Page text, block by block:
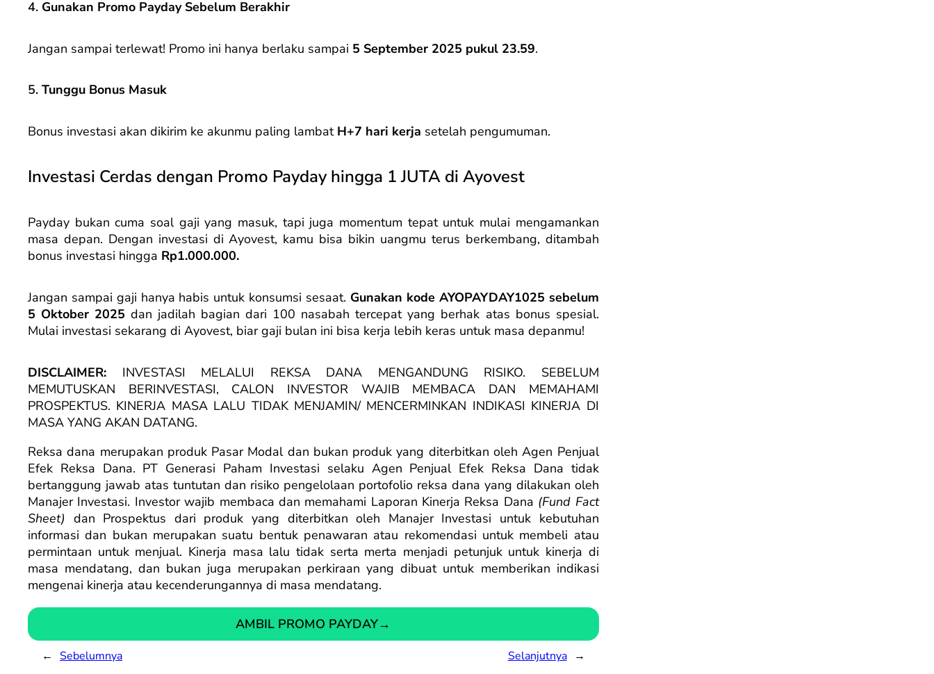
4. Gunakan Promo Payday Sebelum Berakhir
Jangan sampai terlewat! Promo ini hanya berlaku sampai 5 September 2025 pukul 23.59.
5. Tunggu Bonus Masuk
Bonus investasi akan dikirim ke akunmu paling lambat H+7 hari kerja setelah pengumuman.
Investasi Cerdas dengan Promo Payday hingga 1 JUTA di Ayovest
Payday bukan cuma soal gaji yang masuk, tapi juga momentum tepat untuk mulai mengamankan
masa depan. Dengan investasi di Ayovest, kamu bisa bikin uangmu terus berkembang, ditambah
bonus investasi hingga Rp1.000.000.
Jangan sampai gaji hanya habis untuk konsumsi sesaat. Gunakan kode AYOPAYDAY1025 sebelum
5 Oktober 2025 dan jadilah bagian dari 100 nasabah tercepat yang berhak atas bonus spesial.
Mulai investasi sekarang di Ayovest, biar gaji bulan ini bisa kerja lebih keras untuk masa depanmu!
DISCLAIMER: INVESTASI MELALUI REKSA DANA MENGANDUNG RISIKO. SEBELUM
MEMUTUSKAN BERINVESTASI, CALON INVESTOR WAJIB MEMBACA DAN MEMAHAMI
PROSPEKTUS. KINERJA MASA LALU TIDAK MENJAMIN/ MENCERMINKAN INDIKASI KINERJA DI
MASA YANG AKAN DATANG.
Reksa dana merupakan produk Pasar Modal dan bukan produk yang diterbitkan oleh Agen Penjual
Efek Reksa Dana. PT Generasi Paham Investasi selaku Agen Penjual Efek Reksa Dana tidak
bertanggung jawab atas tuntutan dan risiko pengelolaan portofolio reksa dana yang dilakukan oleh
Manajer Investasi. Investor wajib membaca dan memahami Laporan Kinerja Reksa Dana (Fund Fact
Sheet) dan Prospektus dari produk yang diterbitkan oleh Manajer Investasi untuk kebutuhan
informasi dan bukan merupakan suatu bentuk penawaran atau rekomendasi untuk membeli atau
permintaan untuk menjual. Kinerja masa lalu tidak serta merta menjadi petunjuk untuk kinerja di
masa mendatang, dan bukan juga merupakan perkiraan yang dibuat untuk memberikan indikasi
mengenai kinerja atau kecenderungannya di masa mendatang.
AMBIL PROMO PAYDAY→
← Sebelumnya Selanjutnya →